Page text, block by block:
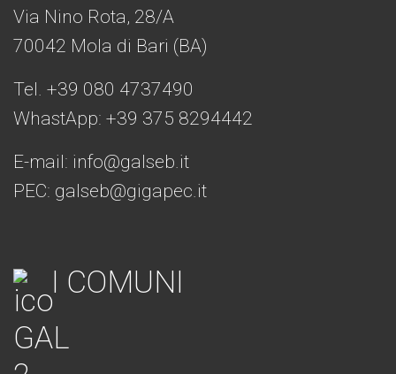
Via Nino Rota, 28/A
70042 Mola di Bari (BA)
Tel. +39 080 4737490
WhastApp: +39 375 8294442
E-mail: info@galseb.it
PEC: galseb@gigapec.it
I COMUNI